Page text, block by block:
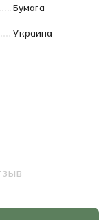
Бумага
Украина